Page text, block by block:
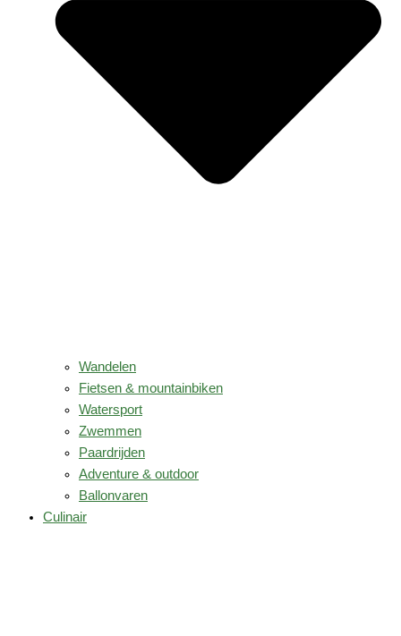
Wandelen
Fietsen & mountainbiken
Watersport
Zwemmen
Paardrijden
Adventure & outdoor
Ballonvaren
Culinair